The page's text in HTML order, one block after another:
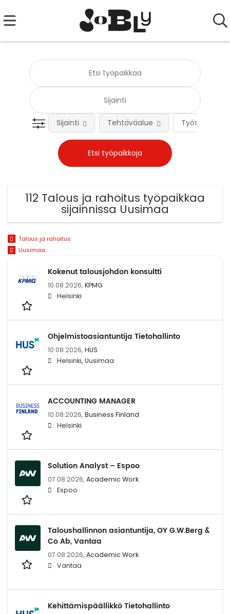
Työsuhteen
Sijainti Tehtäväalue
112 Talous ja rahoitus työpaikkaa
sijainnissa Uusimaa
Talous ja rahoitus
Uusimaa
Kokenut talousjohdon konsultti
10.08.2026, KPMG
Helsinki
Ohjelmistoasiantuntija Tietohallinto
10.08.2026, HUS
Helsinki, Uusimaa
ACCOUNTING MANAGER
10.08.2026, Business Finland
Helsinki
Solution Analyst – Espoo
07.08.2026, Academic Work
Espoo
Taloushallinnon asiantuntija, OY G.W.Berg &
Co Ab, Vantaa
07.08.2026, Academic Work
Vantaa
Kehittämispäällikkö Tietohallinto